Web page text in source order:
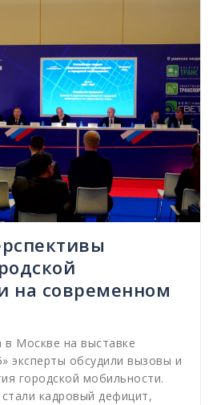
на современном
в Москве на выставке
эксперты обсудили вызовы и
городской мобильности.
кадровый дефицит,